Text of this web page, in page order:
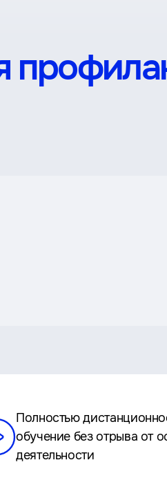
Полностью
обучение без отрыва от
деятельности